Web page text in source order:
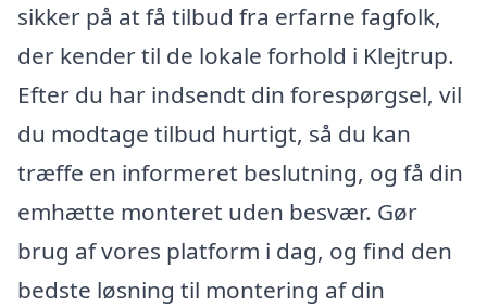
sikker på at få tilbud fra erfarne fagfolk,
der kender til de lokale forhold i Klejtrup.
Efter du har indsendt din forespørgsel, vil
du modtage tilbud hurtigt, så du kan
træffe en informeret beslutning, og få din
emhætte monteret uden besvær. Gør
brug af vores platform i dag, og find den
bedste løsning til montering af din